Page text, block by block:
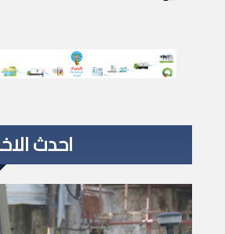
احدث